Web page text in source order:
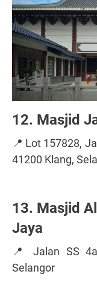
12. Masjid
📍 Lot 157828,
41200 Klang,
13. Masjid
Jaya
📍 Jalan SS
Selangor